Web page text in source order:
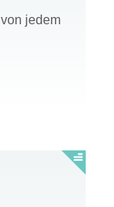
jedem